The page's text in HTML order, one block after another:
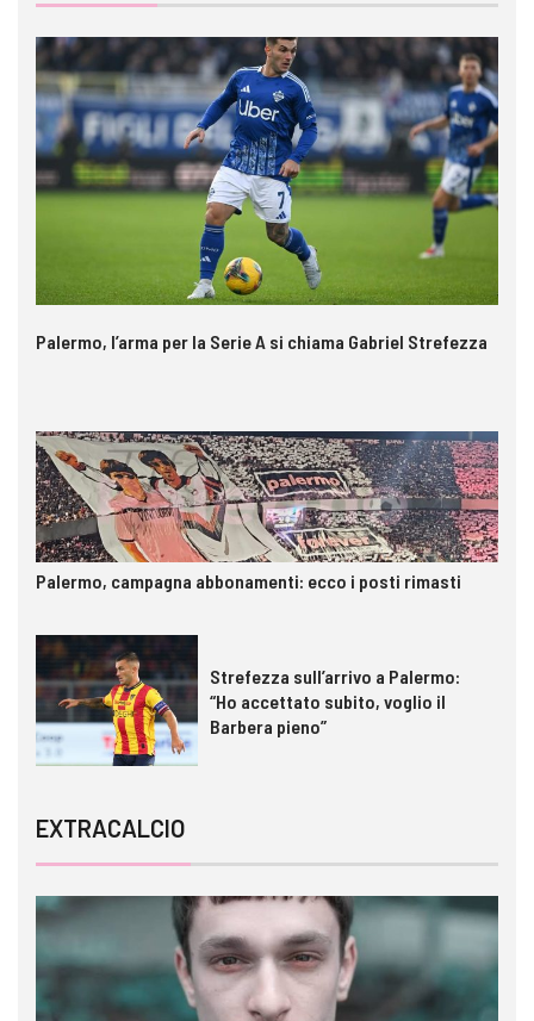
Palermo, l’arma per la Serie A si chiama Gabriel Strefezza
Palermo, campagna abbonamenti: ecco i posti rimasti
Strefezza sull’arrivo a Palermo:
“Ho accettato subito, voglio il
Barbera pieno”
EXTRACALCIO